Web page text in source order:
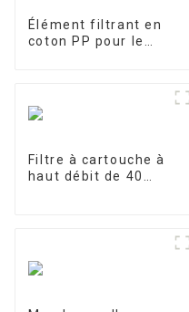
Élément filtrant en
coton PP pour le
soufflé
Filtre à cartouche à
haut débit de 40